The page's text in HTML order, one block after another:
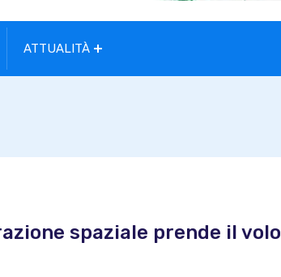
ATTUALITÀ
spaziale prende il volo